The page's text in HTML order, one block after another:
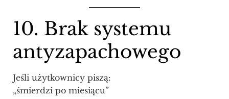
10. Brak systemu
antyzapachowego
Jeśli użytkownicy piszą:
„śmierdzi po miesiącu”